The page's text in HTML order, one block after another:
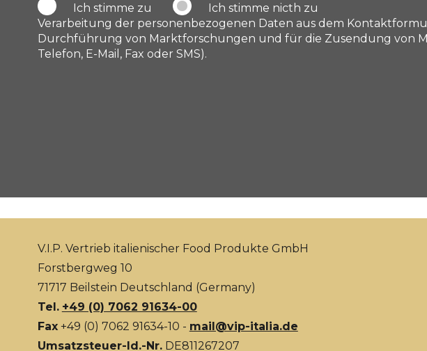
Ich stimme zu
Ich stimme nicth zu
Verarbeitung der personenbezogenen Daten aus dem
Durchführung von Marktforschungen und für die Zusendung von
Telefon, E-Mail, Fax oder SMS).
V.I.P. Vertrieb italienischer Food Produkte GmbH
Forstbergweg 10
71717 Beilstein Deutschland (Germany)
Tel. +49 (0) 7062 91634-00
Fax+49 (0) 7062 91634-10 - mail@vip-italia.de
Umsatzsteuer-Id.-Nr.DE811267207